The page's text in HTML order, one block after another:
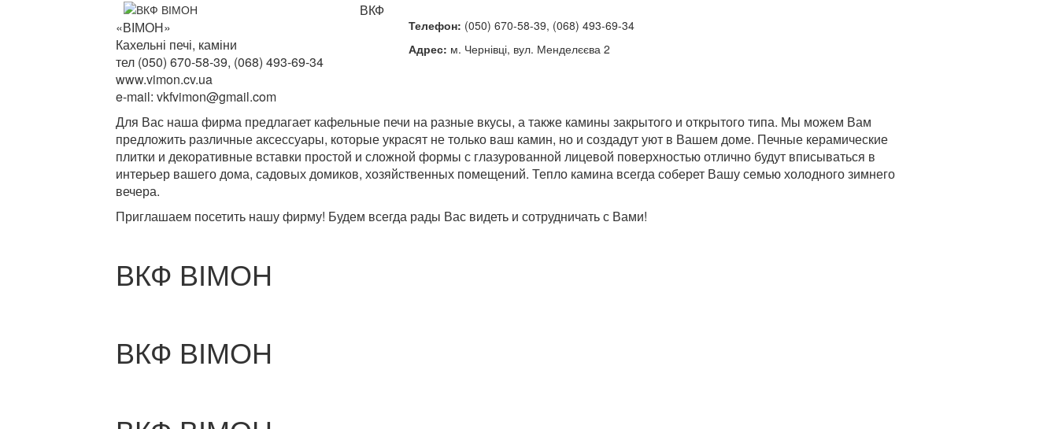
Телефон: (050) 670-58-39, (068) 493-69-34
Адрес: м. Чернівці, вул. Менделєєва 2
ВКФ
«ВІМОН»
Кахельні печі, каміни
тел (050) 670-58-39, (068) 493-69-34
www.vimon.cv.ua
e-mail: vkfvimon@gmail.com
Для Вас наша фирма предлагает кафельные печи на разные вкусы, а также камины закрытого и открытого типа. Мы можем Вам
предложить различные аксессуары, которые украсят не только ваш камин, но и создадут уют в Вашем доме. Печные керамические
плитки и декоративные вставки простой и сложной формы с глазурованной лицевой поверхностью отлично будут вписываться в
интерьер вашего дома, садовых домиков, хозяйственных помещений. Тепло камина всегда соберет Вашу семью холодного зимнего
вечера.
Приглашаем посетить нашу фирму! Будем всегда рады Вас видеть и сотрудничать с Вами!
ВКФ ВІМОН
ВКФ ВІМОН